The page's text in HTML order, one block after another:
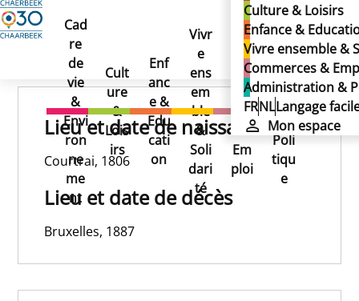
Culture & Loisirs
Enfance &
Vivre ensemble &
Commerces &
Administration &
FRNLLangage
Mon espace
Cad
re
de
vie
&
Envi
ron
ne
me
nt
Cult
ure
&
Lois
irs
Enf
anc
e &
Edu
cati
on
Vivr
e
ens
em
ble
&
Soli
dari
té
Co
mm
erc
es
&
Em
ploi
Ad
min
istr
atio
n &
Poli
tiqu
e
Publié le 22/01/2025
Lieu et date de naissance
Courtrai, 1806
Lieu et date de décès
Bruxelles, 1887